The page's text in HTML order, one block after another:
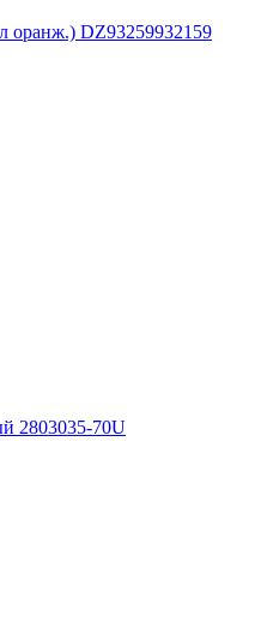
оранж.) DZ93259932159
2803035-70U